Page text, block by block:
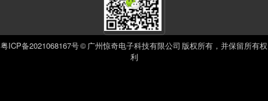
粤ICP备2021068167号© 广州惊奇电子科技有限公司 版权所有，并保留所有权
利